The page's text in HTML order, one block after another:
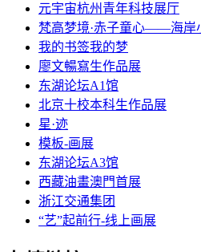
元宇宙杭州青年科技展厅
梵高梦境·赤子童心——海岸
我的书签我的梦
廖文暢寫生作品展
东湖论坛A1馆
北京十校本科生作品展
星·迹
模板-画展
东湖论坛A3馆
西藏油畫澳門首展
浙江交通集团
“艺”起前行-线上画展